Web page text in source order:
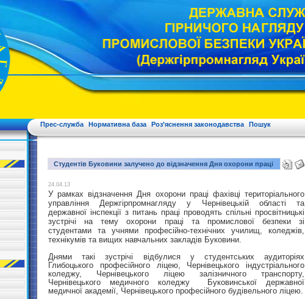
Прес-служба Нормативна база Роз’яснення законодавства Пошук
Студентів Буковини залучено до відзначення Дня охорони праці
24.04.13
У рамках відзначення Дня охорони праці фахівці територіального
управління Держгірпромнагляду у Чернівецькій області та
державної інспекції з питань праці проводять спільні просвітницькі
зустрічі на тему охорони праці та промислової безпеки зі
студентами та учнями професійно-технічних училищ, коледжів,
технікумів та вищих навчальних закладів Буковини.
Днями такі зустрічі відбулися у студентських аудиторіях
Глибоцького професійного ліцею, Чернівецького індустріального
коледжу, Чернівецького ліцею залізничного транспорту,
Чернівецького медичного коледжу Буковинської державної
медичної академії, Чернівецького професійного будівельного ліцею.